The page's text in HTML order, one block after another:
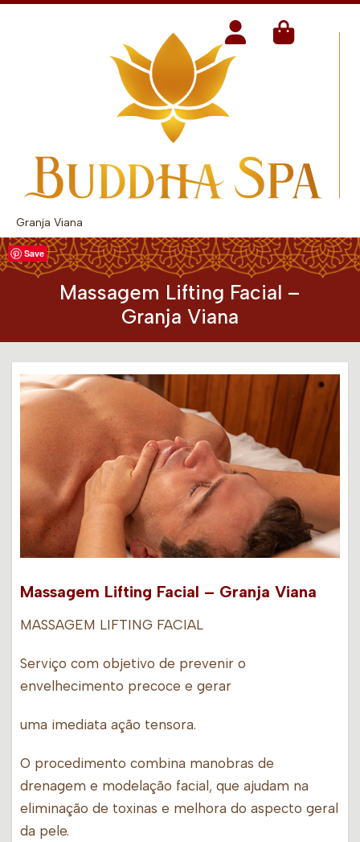
Granja Viana
Massagem Lifting Facial –
Granja Viana
Save
Massagem Lifting Facial – Granja Viana
MASSAGEM LIFTING FACIAL
Serviço com objetivo de prevenir o
envelhecimento precoce e gerar
uma imediata ação tensora.
O procedimento combina manobras de
drenagem e modelação facial, que ajudam na
eliminação de toxinas e melhora do aspecto geral
da pele.